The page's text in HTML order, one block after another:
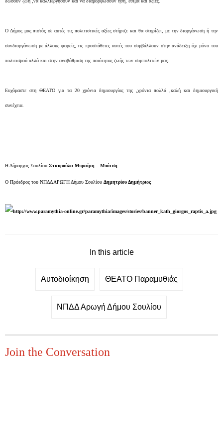
Ο Δήμος μας πιστός σε αυτές τις πολιτιστικές αξίες στήριζε και θα στηρίζει, με την διοργάνωση ή την
συνδιοργάνωση με άλλους φορείς, τις προσπάθειες αυτές που συμβάλλουν στην ανάδειξη όχι μόνο του
πολιτισμού αλλά και στην αναβάθμιση της ποιότητας ζωής των συμπολιτών μας.
Ευχόμαστε στη ΘΕΑΤΟ για τα 20 χρόνια δημιουργίας της ,χρόνια πολλά ,καλή και δημιουργική
συνέχεια.
Η Δήμαρχος Σουλίου Σταυρούλα Μπραΐμη – Μπότση
Ο Πρόεδρος του ΝΠΔΔ ΑΡΩΓΗ Δήμου Σουλίου Δημητρίου Δημήτριος
In this article
Αυτοδιοίκηση ΘΕΑΤΟ Παραμυθιάς
ΝΠΔΔ Αρωγή Δήμου Σουλίου
Join the Conversation